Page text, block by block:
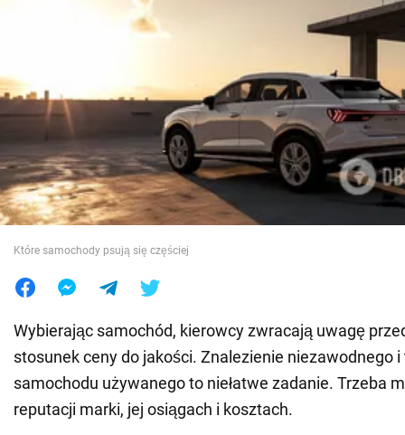
Społeczeństwo
Wojna na Ukrainie
Świat
Jedzenie
Które samochody psują się częściej
Wybierając samochód, kierowcy zwracają uwagę
stosunek ceny do jakości. Znalezienie niezawodnego i
samochodu używanego to niełatwe zadanie. Trzeba
reputacji marki, jej osiągach i kosztach.